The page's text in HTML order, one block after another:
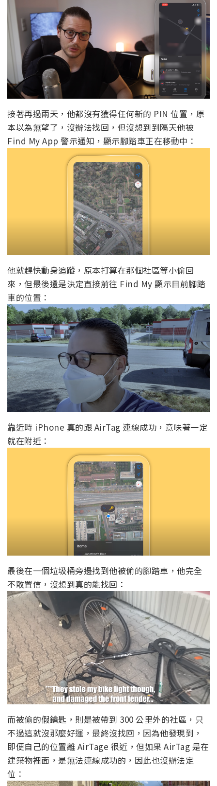
接著再過兩天，他都沒有獲得任何新的 PIN 位置，原
本以為無望了，沒辦法找回，但沒想到到隔天他被
Find My App 警示通知，顯示腳踏車正在移動中：
他就趕快動身追蹤，原本打算在那個社區等小偷回
來，但最後還是決定直接前往 Find My 顯示目前腳踏
車的位置：
靠近時 iPhone 真的跟 AirTag 連線成功，意味著一定
就在附近：
最後在一個垃圾桶旁邊找到他被偷的腳踏車，他完全
不敢置信，沒想到真的能找回：
而被偷的假鑰匙，則是被帶到 300 公里外的社區，只
不過這就沒那麼好運，最終沒找回，因為他發現到，
即便自己的位置離 AirTage 很近，但如果 AirTag 是在
建築物裡面，是無法連線成功的，因此也沒辦法定
位：